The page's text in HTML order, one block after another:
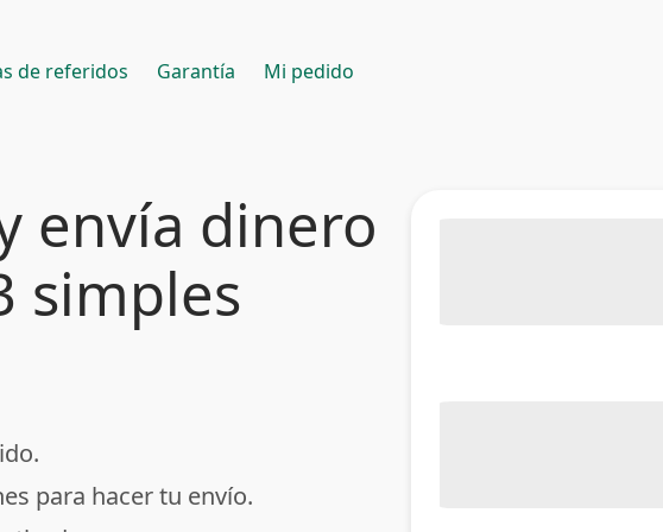
de referidos Garantía Mi pedido
envía dinero
simples
para hacer tu envío.